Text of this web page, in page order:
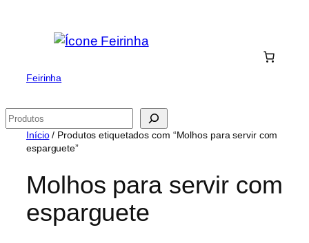
Feirinha
Pesquisar
Início/ Produtos etiquetados com “Molhos para servir com
esparguete”
Molhos para servir com
esparguete